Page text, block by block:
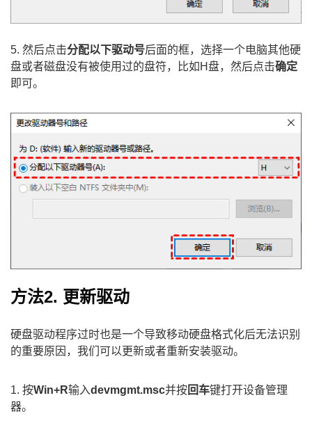
5. 然后点击分配以下驱动号后面的框，选择一个电脑其他硬
盘或者磁盘没有被使用过的盘符，比如H盘，然后点击确定
即可。
方法2. 更新驱动
硬盘驱动程序过时也是一个导致移动硬盘格式化后无法识别
的重要原因，我们可以更新或者重新安装驱动。
1. 按Win+R输入devmgmt.msc并按回车键打开设备管理
器。